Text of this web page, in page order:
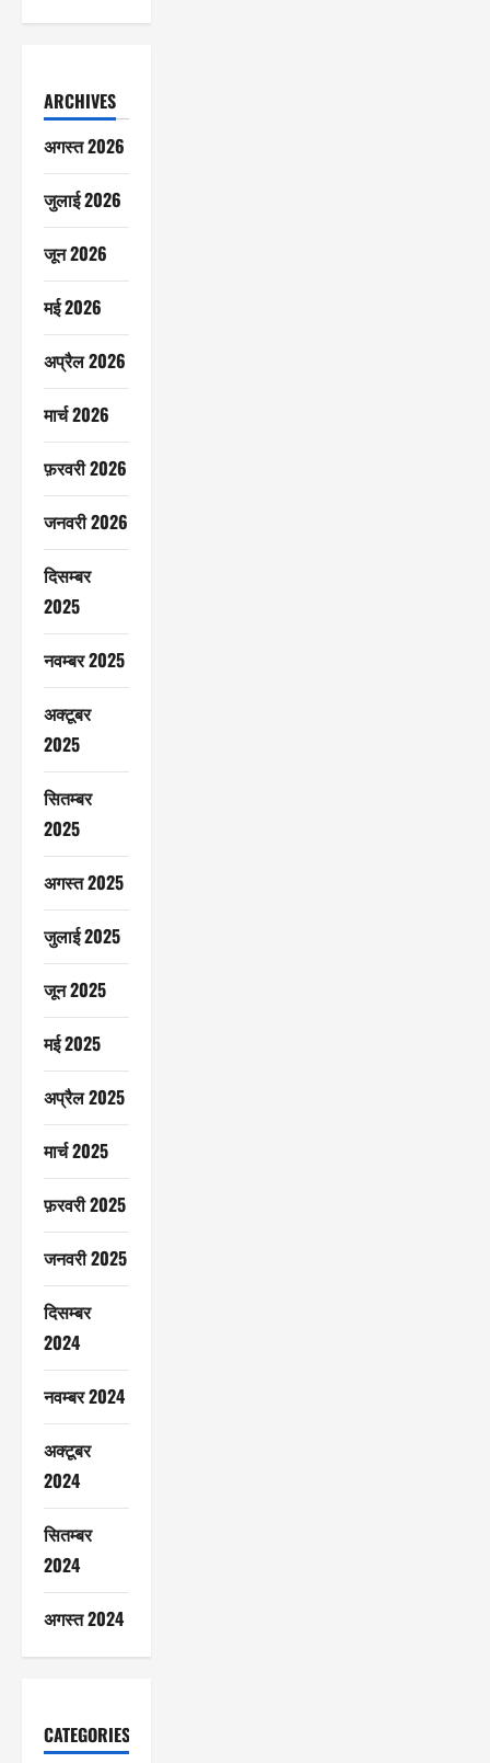
ARCHIVES
अगस्त 2026
जुलाई 2026
जून 2026
मई 2026
अप्रैल 2026
मार्च 2026
फ़रवरी 2026
जनवरी 2026
दिसम्बर
2025
नवम्बर 2025
अक्टूबर
2025
सितम्बर
2025
अगस्त 2025
जुलाई 2025
जून 2025
मई 2025
अप्रैल 2025
मार्च 2025
फ़रवरी 2025
जनवरी 2025
दिसम्बर
2024
नवम्बर 2024
अक्टूबर
2024
सितम्बर
2024
अगस्त 2024
CATEGORIES